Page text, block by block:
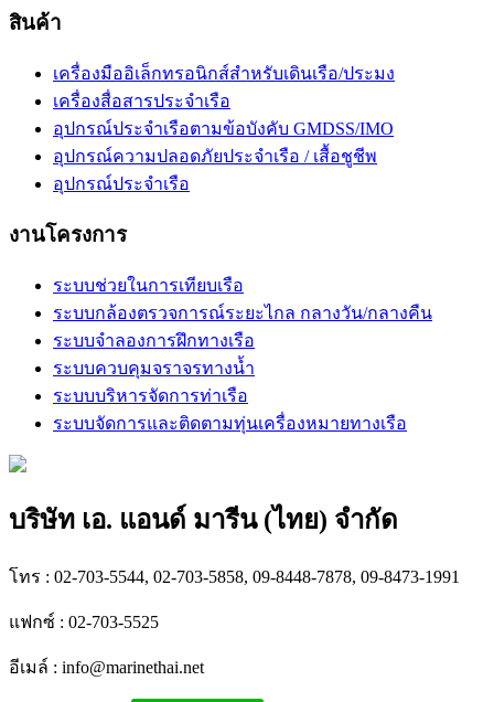
สินค้า
เครื่องมืออิเล็กทรอนิกส์สำหรับเดินเรือ/ประมง
เครื่องสื่อสารประจำเรือ
อุปกรณ์ประจำเรือตามข้อบังคับ GMDSS/IMO
อุปกรณ์ความปลอดภัยประจำเรือ / เสื้อชูชีพ
อุปกรณ์ประจำเรือ
งานโครงการ
ระบบช่วยในการเทียบเรือ
ระบบกล้องตรวจการณ์ระยะไกล กลางวัน/กลางคืน
ระบบจำลองการฝึกทางเรือ
ระบบควบคุมจราจรทางน้ำ
ระบบบริหารจัดการท่าเรือ
ระบบจัดการและติดตามทุ่นเครื่องหมายทางเรือ
บริษัท เอ. แอนด์ มารีน (ไทย) จำกัด
โทร : 02-703-5544, 02-703-5858, 09-8448-7878, 09-8473-1991
แฟกซ์ : 02-703-5525
อีเมล์ : info@marinethai.net